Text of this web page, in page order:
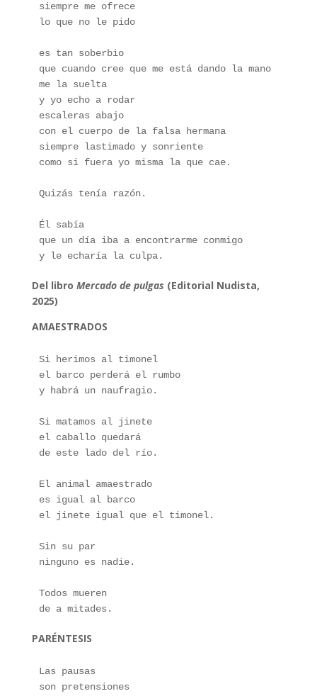
siempre me ofrece
lo que no le pido
es tan soberbio
que cuando cree que me está dando la mano
me la suelta
y yo echo a rodar
escaleras abajo
con el cuerpo de la falsa hermana
siempre lastimado y sonriente
como si fuera yo misma la que cae.
Quizás tenía razón.
Él sabía
que un día iba a encontrarme conmigo
y le echaría la culpa.
Del libro Mercado de pulgas (Editorial Nudista,
2025)
AMAESTRADOS
Si herimos al timonel
el barco perderá el rumbo
y habrá un naufragio.
Si matamos al jinete
el caballo quedará
de este lado del río.
El animal amaestrado
es igual al barco
el jinete igual que el timonel.
Sin su par
ninguno es nadie.
Todos mueren
de a mitades.
PARÉNTESIS
Las pausas
son pretensiones